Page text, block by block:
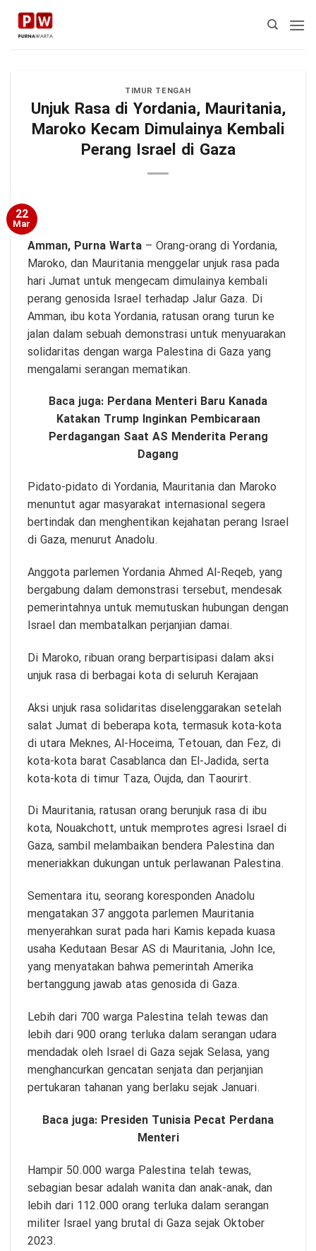
Skip
content
TIMUR TENGAH
Unjuk Rasa di Yordania, Mauritania,
Maroko Kecam Dimulainya Kembali
Perang Israel di Gaza
22
Mar
Amman, Purna Warta – Orang-orang di Yordania,
Maroko, dan Mauritania menggelar unjuk rasa pada
hari Jumat untuk mengecam dimulainya kembali
perang genosida Israel terhadap Jalur Gaza. Di
Amman, ibu kota Yordania, ratusan orang turun ke
jalan dalam sebuah demonstrasi untuk menyuarakan
solidaritas dengan warga Palestina di Gaza yang
mengalami serangan mematikan.
Baca juga: Perdana Menteri Baru Kanada
Katakan Trump Inginkan Pembicaraan
Perdagangan Saat AS Menderita Perang
Dagang
Pidato-pidato di Yordania, Mauritania dan Maroko
menuntut agar masyarakat internasional segera
bertindak dan menghentikan kejahatan perang Israel
di Gaza, menurut Anadolu.
Anggota parlemen Yordania Ahmed Al-Reqeb, yang
bergabung dalam demonstrasi tersebut, mendesak
pemerintahnya untuk memutuskan hubungan dengan
Israel dan membatalkan perjanjian damai.
Di Maroko, ribuan orang berpartisipasi dalam aksi
unjuk rasa di berbagai kota di seluruh Kerajaan
Aksi unjuk rasa solidaritas diselenggarakan setelah
salat Jumat di beberapa kota, termasuk kota-kota
di utara Meknes, Al-Hoceima, Tetouan, dan Fez, di
kota-kota barat Casablanca dan El-Jadida, serta
kota-kota di timur Taza, Oujda, dan Taourirt.
Di Mauritania, ratusan orang berunjuk rasa di ibu
kota, Nouakchott, untuk memprotes agresi Israel di
Gaza, sambil melambaikan bendera Palestina dan
meneriakkan dukungan untuk perlawanan Palestina.
Sementara itu, seorang koresponden Anadolu
mengatakan 37 anggota parlemen Mauritania
menyerahkan surat pada hari Kamis kepada kuasa
usaha Kedutaan Besar AS di Mauritania, John Ice,
yang menyatakan bahwa pemerintah Amerika
bertanggung jawab atas genosida di Gaza.
Lebih dari 700 warga Palestina telah tewas dan
lebih dari 900 orang terluka dalam serangan udara
mendadak oleh Israel di Gaza sejak Selasa, yang
menghancurkan gencatan senjata dan perjanjian
pertukaran tahanan yang berlaku sejak Januari.
Baca juga: Presiden Tunisia Pecat Perdana
Menteri
Hampir 50.000 warga Palestina telah tewas,
sebagian besar adalah wanita dan anak-anak, dan
lebih dari 112.000 orang terluka dalam serangan
militer Israel yang brutal di Gaza sejak Oktober
2023.